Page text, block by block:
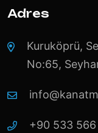
Adres
Kuruköprü,
No:65,
+90 533 566